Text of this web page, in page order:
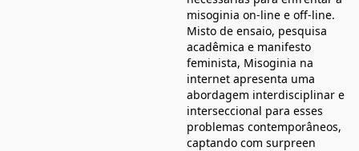
misoginia on-line e off-line.
Misto de ensaio, pesquisa
acadêmica e manifesto
feminista, Misoginia na
internet apresenta uma
abordagem interdisciplinar e
interseccional para esses
problemas contemporâneos,
captando com surpreen